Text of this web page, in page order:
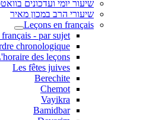
שיעור יומי ועדכונים
שיעורי הרב במכון מאיר
Leçons en français
- par sujet
chronologique
des leçons
Les fêtes juives
Berechite
Chemot
Vayikra
Bamidbar